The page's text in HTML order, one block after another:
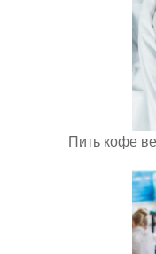
Пить кофе